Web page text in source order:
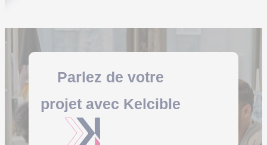
Parlez de votre
projet avec Kelcible